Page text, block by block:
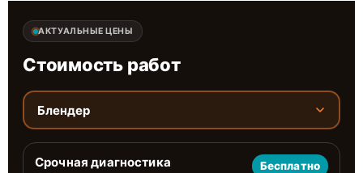
АКТУАЛЬНЫЕ ЦЕНЫ
Стоимость работ
Блендер
Срочная диагностика Бесплатно